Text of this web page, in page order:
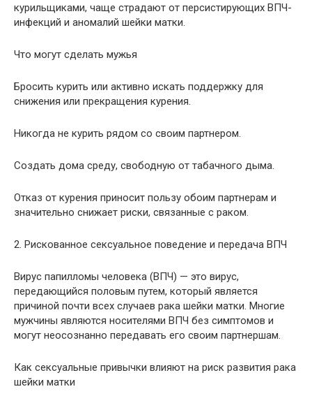
курильщиками, чаще страдают от персистирующих ВПЧ-
инфекций и аномалий шейки матки.
Что могут сделать мужья
Бросить курить или активно искать поддержку для
снижения или прекращения курения.
Никогда не курить рядом со своим партнером.
Создать дома среду, свободную от табачного дыма.
Отказ от курения приносит пользу обоим партнерам и
значительно снижает риски, связанные с раком.
2. Рискованное сексуальное поведение и передача ВПЧ
Вирус папилломы человека (ВПЧ) — это вирус,
передающийся половым путем, который является
причиной почти всех случаев рака шейки матки. Многие
мужчины являются носителями ВПЧ без симптомов и
могут неосознанно передавать его своим партнершам.
Как сексуальные привычки влияют на риск развития рака
шейки матки